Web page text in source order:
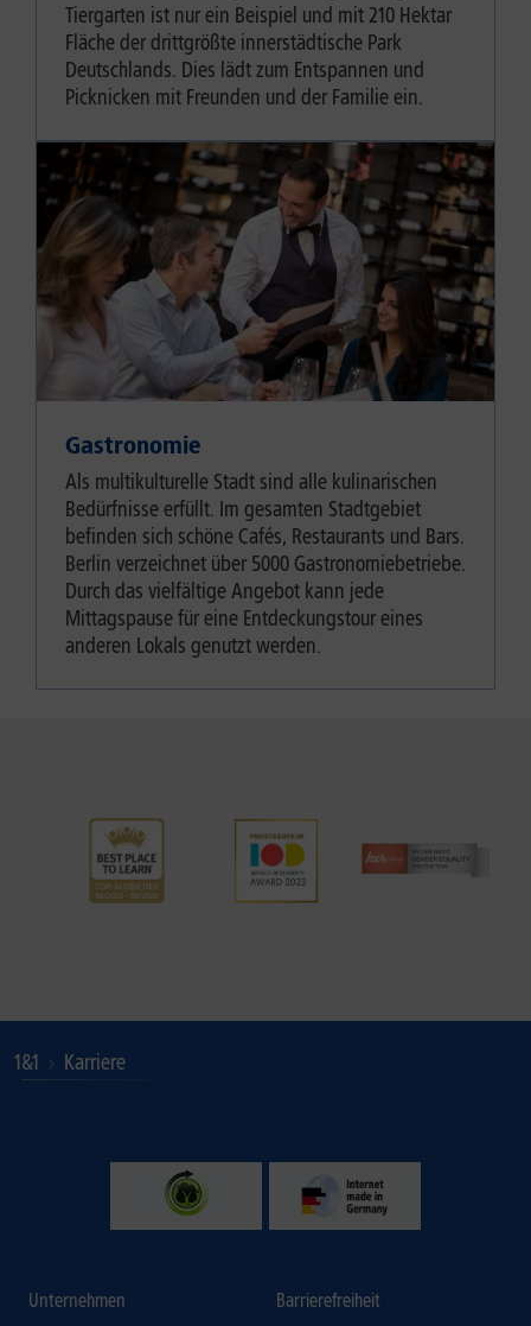
Tiergarten ist nur ein Beispiel und mit 210 Hektar
Fläche der drittgrößte innerstädtische Park
Deutschlands. Dies lädt zum Entspannen und
Picknicken mit Freunden und der Familie ein.
Gastronomie
Als multikulturelle Stadt sind alle kulinarischen
Bedürfnisse erfüllt. Im gesamten Stadtgebiet
befinden sich schöne Cafés, Restaurants und Bars.
Berlin verzeichnet über 5000 Gastronomiebetriebe.
Durch das vielfältige Angebot kann jede
Mittagspause für eine Entdeckungstour eines
anderen Lokals genutzt werden.
1&1 Karriere
Unternehmen Barrierefreiheit